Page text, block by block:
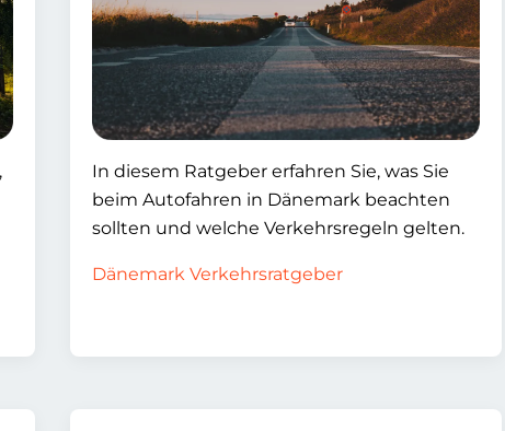
In diesem Ratgeber erfahren Sie, was Sie
beim Autofahren in Dänemark beachten
sollten und welche Verkehrsregeln gelten.
Dänemark Verkehrsratgeber